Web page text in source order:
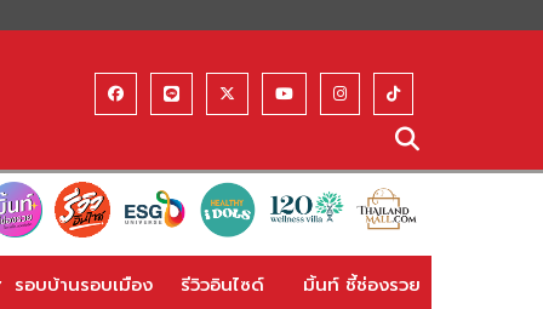
รอบบ้านรอบเมือง รีวิวอินไซด์ มิ้นท์ ชี้ช่องรวย